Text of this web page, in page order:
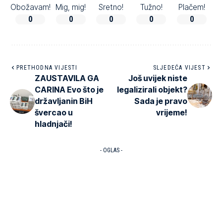
Obožavam!
0
Mig, mig!
0
Sretno!
0
Tužno!
0
Plačem!
0
PRETHODNA VIJESTI
ZAUSTAVILA GA
CARINA Evo što je
državljanin BiH
švercao u
hladnjači!
SLJEDEĆA VIJEST
Još uvijek niste
legalizirali objekt?
Sada je pravo
vrijeme!
- OGLAS -